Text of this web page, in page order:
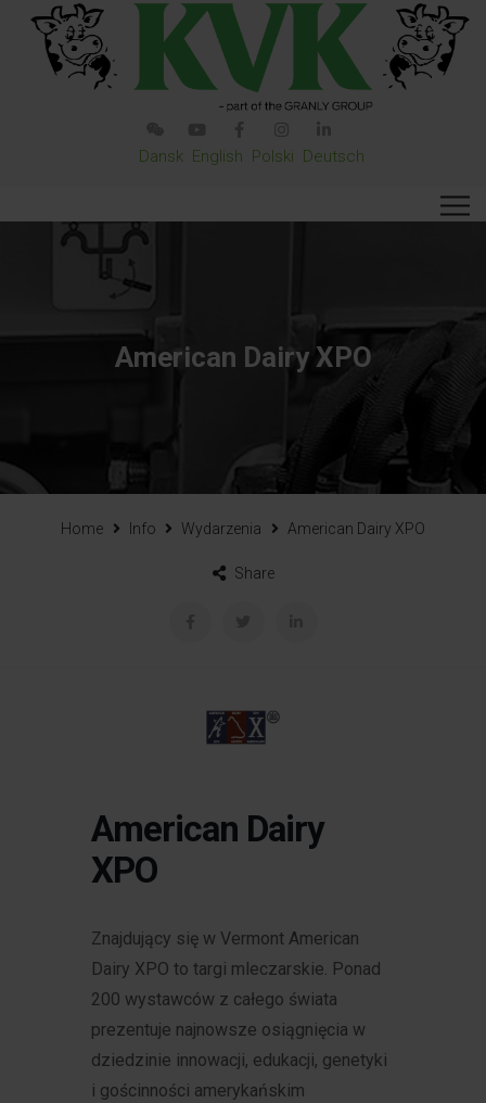
Dansk English Polski Deutsch
American Dairy XPO
Home Info Wydarzenia American Dairy XPO
Share
American Dairy
XPO
Znajdujący się w Vermont American
Dairy XPO to targi mleczarskie. Ponad
200 wystawców z całego świata
prezentuje najnowsze osiągnięcia w
dziedzinie innowacji, edukacji, genetyki
i gościnności amerykańskim